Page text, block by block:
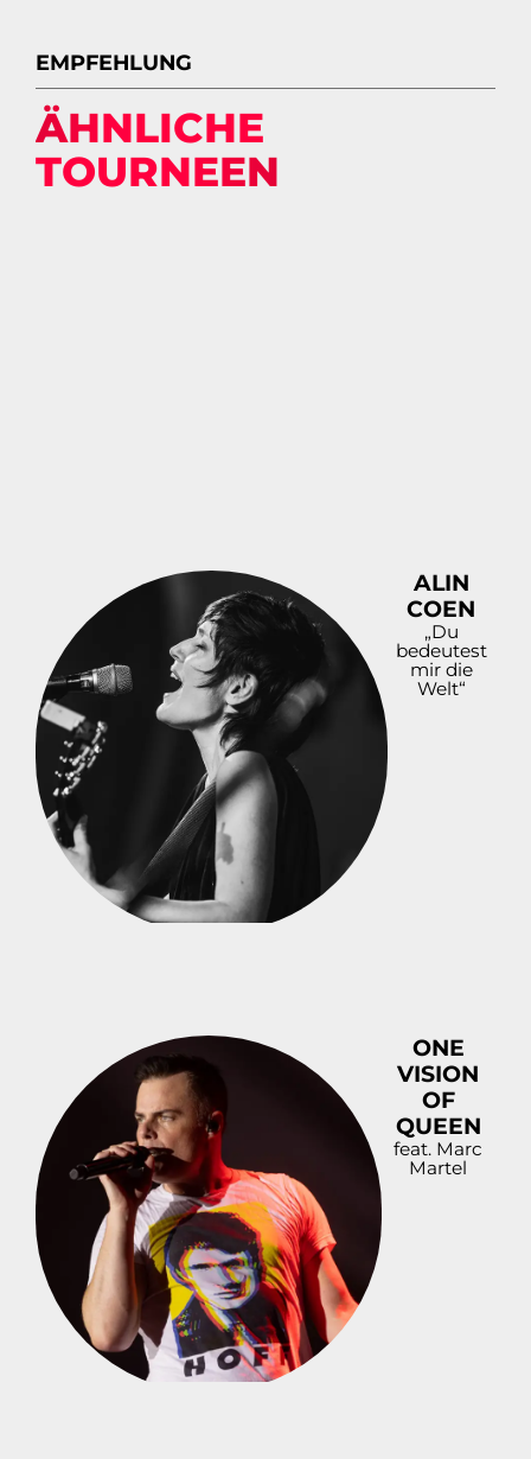
EMPFEHLUNG
ÄHNLICHE
TOURNEEN
ALIN
COEN
„Du
bedeutest
mir die
Welt“
ONE
VISION
OF
QUEEN
feat. Marc
Martel